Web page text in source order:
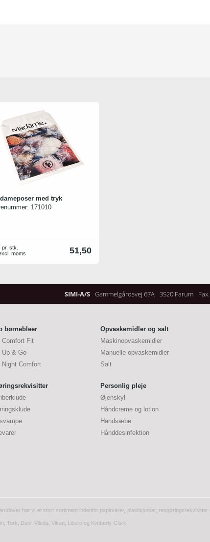
med tryk
171010
51,50
pr. stk.
moms
3520 Farum
Gammelgårdsvej 67A
SIMI-A/S
børnebleer
Comfort Fit
Up & Go
Night Comfort
Opvaskemidler og salt
Maskinopvaskemidler
Manuelle opvaskemidler
Salt
Personlig pleje
Øjenskyl
Håndcreme og lotion
Håndsæbe
Hånddesinfektion
har vi et stort sortiment indenfor papirvarer, plastikposer,
Tork, Duni, Vileda, Vikan, Libero og Kimberly-Clark